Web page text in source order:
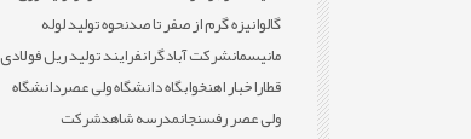
گالوانیزه گرم از صفر تا صدنحوه تولید لوله
مانیسمانشرکت آبادگرانفرایند تولید ریل فولادی
قطاراخبار اهنخوابگاه دانشگاه ولی عصردانشگاه
ولی عصر رفسنجانمدرسه شاهدشرکت